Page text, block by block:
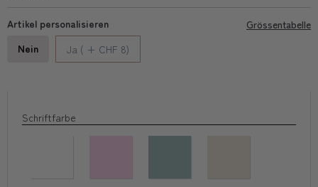
Grössentabelle
Artikel personalisieren
Nein
Ja ( + CHF 8)
Schriftfarbe